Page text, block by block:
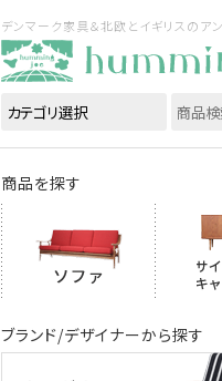
デンマーク家具＆北欧とイギリスの
商品を探す
ブランド/デザイナーから探す